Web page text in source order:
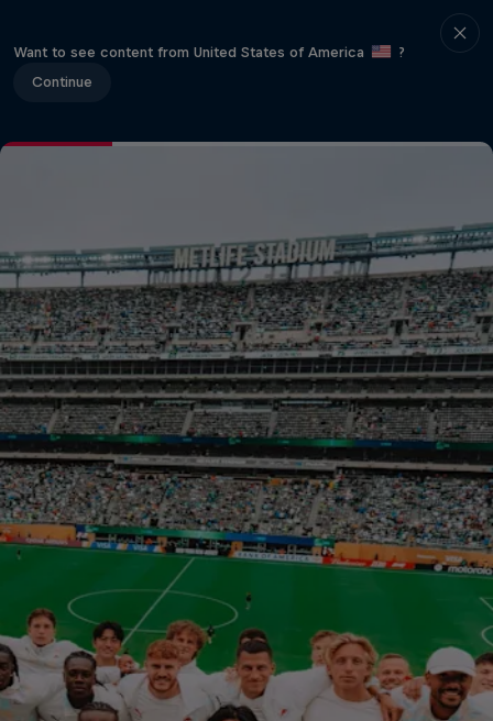
Want to see content from United States of America
?
Continue